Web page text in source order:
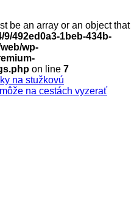
be an array or an object that
9/492ed0a3-1beb-434b-
wp-
on line 7
na stužkovú
na cestách vyzerať